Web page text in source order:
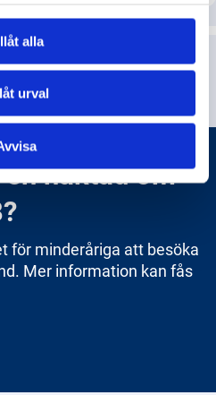
alla
urvalEFTER
häktad om
för minderåriga att besöka
fås